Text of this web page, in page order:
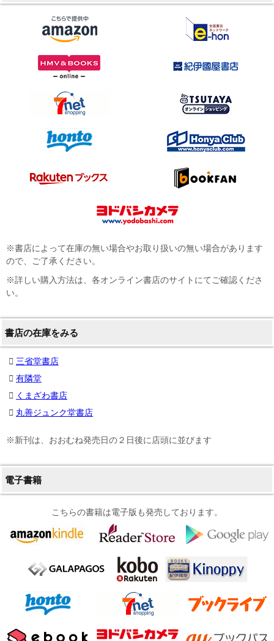
※書店によって在庫の無い場合やお取り扱いの無い場合があります
ので、ご了承ください。
※詳しい購入方法は、各オンライン書店のサイトにてご確認くださ
い。
書店の在庫をみる
三省堂書店
有隣堂
くまざわ書店
丸善ジュンク堂書店
※新刊は、おおむね発売日の２日後に店頭に並びます
電子書籍
こちらの書籍は電子版も発売しております。